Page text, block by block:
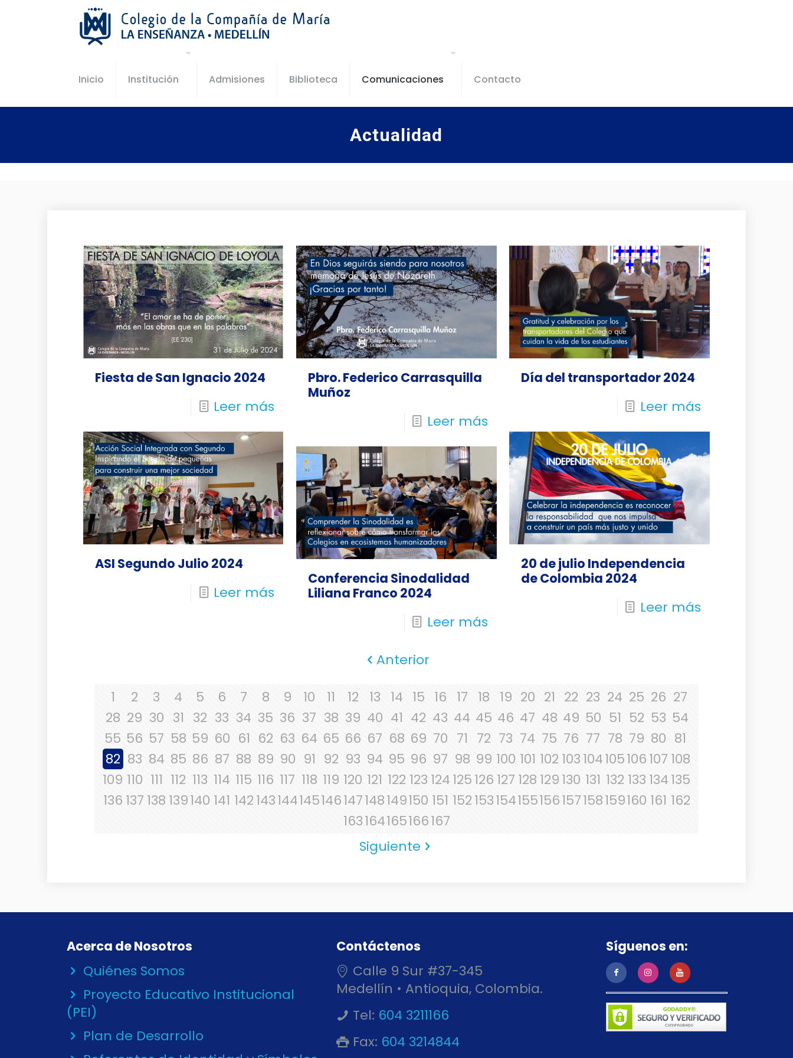
Inicio Institución Admisiones Biblioteca Comunicaciones Contacto
Actualidad
Fiesta de San Ignacio 2024
Leer más
Pbro. Federico Carrasquilla
Muñoz
Leer más
Día del transportador 2024
Leer más
ASI Segundo Julio 2024
Leer más
20 de julio Independencia
de Colombia 2024
Leer más
Conferencia Sinodalidad
Liliana Franco 2024
Leer más
Anterior
1 2 3 4 5 6 7 8 9 10 11 12 13 14 15 16 17 18 19 20 21 22 23 24 25 26 27
28 29 30 31 32 33 34 35 36 37 38 39 40 41 42 43 44 45 46 47 48 49 50 51 52 53 54
55 56 57 58 59 60 61 62 63 64 65 66 67 68 69 70 71 72 73 74 75 76 77 78 79 80 81
82 83 84 85 86 87 88 89 90 91 92 93 94 95 96 97 98 99 100 101 102 103104105106107 108
109 110 111 112 113 114 115 116 117 118 119 120 121 122 123 124125126 127 128 129130 131 132 133 134135
136 137 138 139140 141 142143144145146147148149150 151 152153154155156157158159160 161 162
163164165166167
Siguiente
Acerca de Nosotros
Quiénes Somos
Proyecto Educativo Institucional
(PEI)
Plan de Desarrollo
Contáctenos
Calle 9 Sur #37-345
Medellín • Antioquia, Colombia.
Tel: 604 3211166
Fax: 604 3214844
Síguenos en: